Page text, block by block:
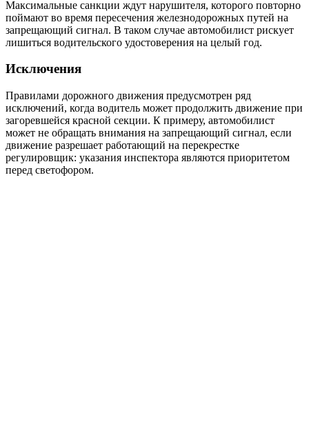
Максимальные санкции ждут нарушителя, которого повторно
поймают во время пересечения железнодорожных путей на
запрещающий сигнал. В таком случае автомобилист рискует
лишиться водительского удостоверения на целый год.
Исключения
Правилами дорожного движения предусмотрен ряд
исключений, когда водитель может продолжить движение при
загоревшейся красной секции. К примеру, автомобилист
может не обращать внимания на запрещающий сигнал, если
движение разрешает работающий на перекрестке
регулировщик: указания инспектора являются приоритетом
перед светофором.